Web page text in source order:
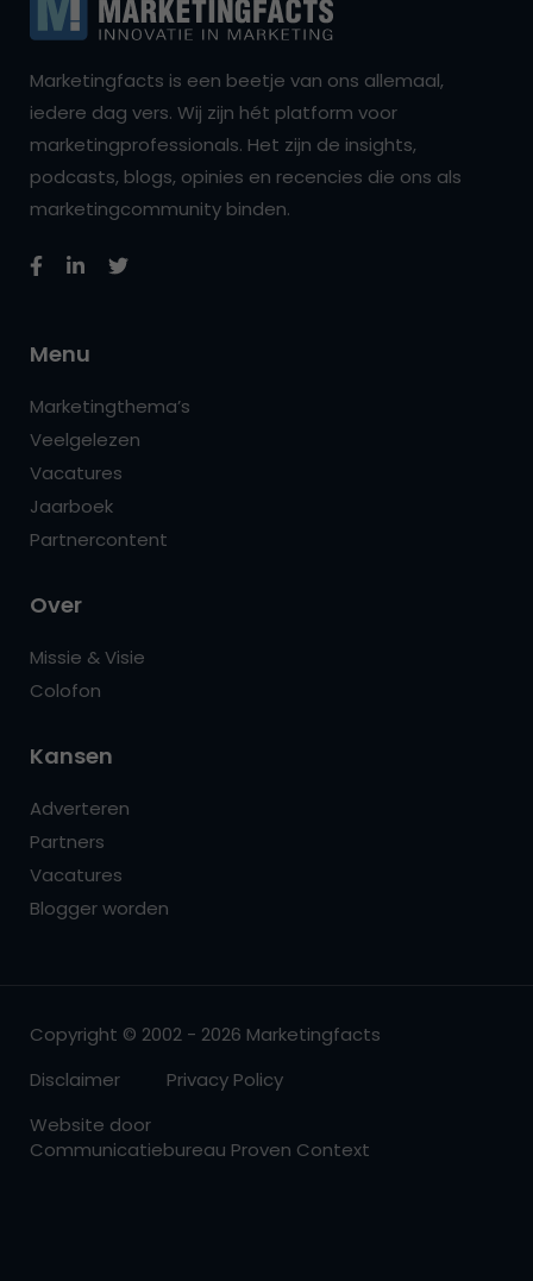
Marketingfacts is een beetje van ons allemaal,
iedere dag vers. Wij zijn hét platform voor
marketingprofessionals. Het zijn de insights,
podcasts, blogs, opinies en recencies die ons als
marketingcommunity binden.
Menu
Marketingthema’s
Veelgelezen
Vacatures
Jaarboek
Partnercontent
Over
Missie & Visie
Colofon
Kansen
Adverteren
Partners
Vacatures
Blogger worden
Copyright © 2002 - 2026 Marketingfacts
Disclaimer
Privacy Policy
Website door
Communicatiebureau Proven Context